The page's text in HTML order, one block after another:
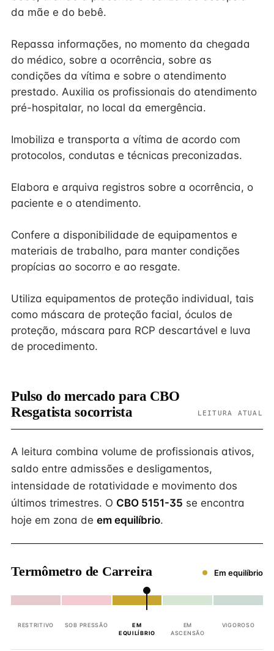
da mãe e do bebê.
Repassa informações, no momento da chegada
do médico, sobre a ocorrência, sobre as
condições da vítima e sobre o atendimento
prestado. Auxilia os profissionais do atendimento
pré-hospitalar, no local da emergência.
Imobiliza e transporta a vítima de acordo com
protocolos, condutas e técnicas preconizadas.
Elabora e arquiva registros sobre a ocorrência, o
paciente e o atendimento.
Confere a disponibilidade de equipamentos e
materiais de trabalho, para manter condições
propícias ao socorro e ao resgate.
Utiliza equipamentos de proteção individual, tais
como máscara de proteção facial, óculos de
proteção, máscara para RCP descartável e luva
de procedimento.
Pulso do mercado para CBO
Resgatista socorrista
LEITURA ATUAL
A leitura combina volume de profissionais ativos,
saldo entre admissões e desligamentos,
intensidade de rotatividade e movimento dos
últimos trimestres. O CBO 5151-35 se encontra
hoje em zona de em equilíbrio.
Termômetro de Carreira Em equilíbrio
RESTRITIVO SOB PRESSÃO
EM
EQUILÍBRIO
EM
ASCENSÃO
VIGOROSO